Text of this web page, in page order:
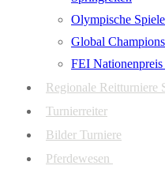
Olympische
Global
FEI Nationenpreis
Regionale Reitturniere
Turnierreiter
Bilder Turniere
Pferdewesen